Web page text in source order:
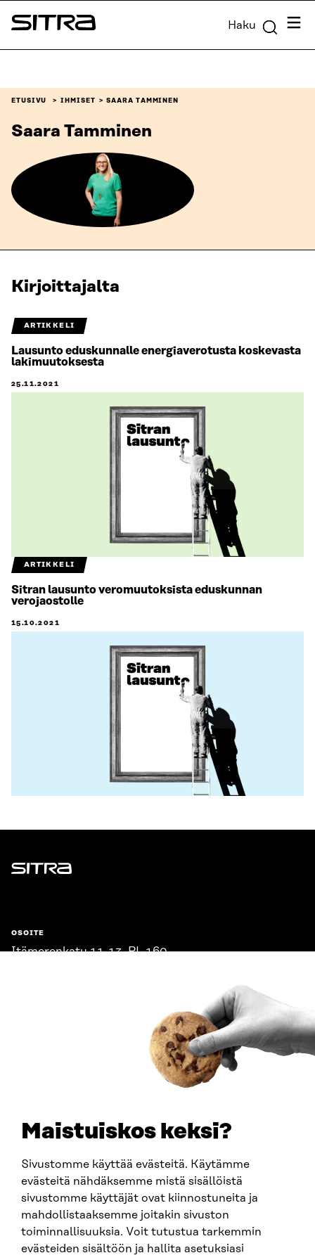
Maistuiskos keksi?
Sivustomme käyttää evästeitä. Käytämme
evästeitä nähdäksemme mistä sisällöistä
sivustomme käyttäjät ovat kiinnostuneita ja
mahdollistaaksemme joitakin sivuston
toiminnallisuuksia. Voit tutustua tarkemmin
evästeiden sisältöön ja hallita asetuksiasi
Siirry
suoraan
Sitra Haku
ETUSIVU IHMISET SAARA TAMMINEN
Saara Tamminen
Kirjoittajalta
ARTIKKELI
Lausunto eduskunnalle energiaverotusta koskevasta
lakimuutoksesta
25.11.2021
ARTIKKELI
Sitran lausunto veromuutoksista eduskunnan
verojaostolle
15.10.2021
Sitra
OSOITE
Itämerenkatu 11-13, PL 160,
SITRA SOSIAALISESSA MEDIASSA
LinkedIn
Instagram
YouTube